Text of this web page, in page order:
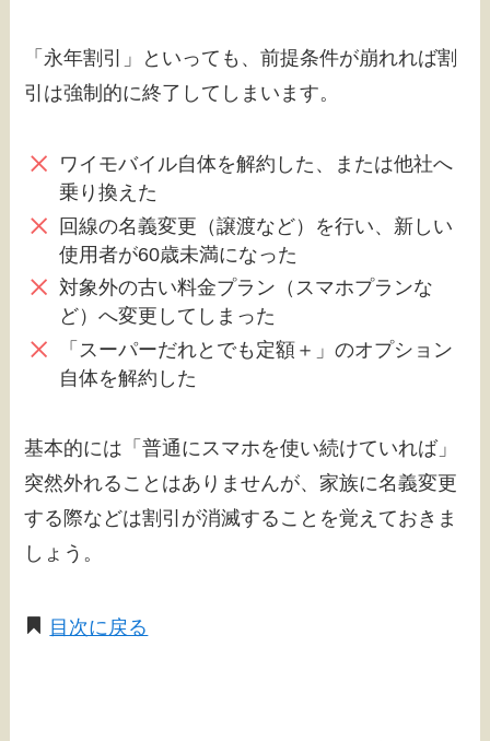
「永年割引」といっても、前提条件が崩れれば割
引は強制的に終了してしまいます。
ワイモバイル自体を解約した、または他社へ
乗り換えた
回線の名義変更（譲渡など）を行い、新しい
使用者が60歳未満になった
対象外の古い料金プラン（スマホプランな
ど）へ変更してしまった
「スーパーだれとでも定額＋」のオプション
自体を解約した
基本的には「普通にスマホを使い続けていれば」
突然外れることはありませんが、家族に名義変更
する際などは割引が消滅することを覚えておきま
しょう。
目次に戻る